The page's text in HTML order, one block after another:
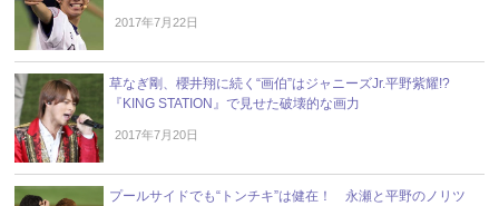
2017年7月22日
草なぎ剛、櫻井翔に続く“画伯”はジャニーズJr.平野紫耀!?
『KING STATION』で見せた破壊的な画力
2017年7月20日
プールサイドでも“トンチキ”は健在！ 永瀬と平野のノリツ